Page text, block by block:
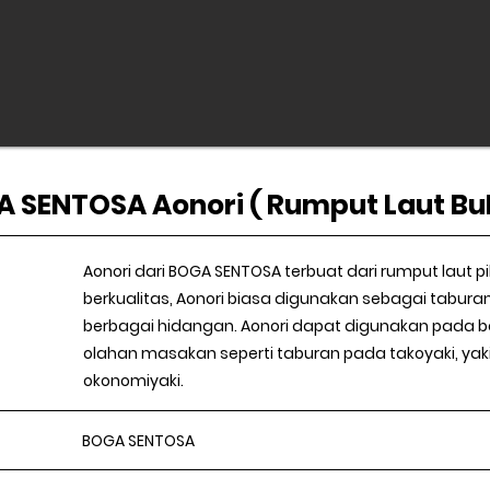
SENTOSA Aonori ( Rumput Laut
Aonori dari BOGA SENTOSA terbuat dari rumput laut
berkualitas, Aonori biasa digunakan sebagai
berbagai hidangan. Aonori dapat digunakan pada
olahan masakan seperti taburan pada takoyaki,
okonomiyaki.
BOGA SENTOSA